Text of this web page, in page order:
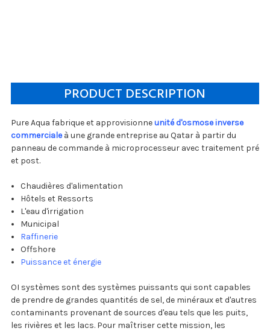
PRODUCT DESCRIPTION
Pure Aqua fabrique et approvisionneunité d'osmose inverse
commercialeà une grande entreprise au Qatar à partir du
panneau de commande à microprocesseur avec traitement pré
et post.
Chaudières d'alimentation
Hôtels et Ressorts
L'eau d'irrigation
Municipal
Raffinerie
Offshore
Puissance et énergie
OI systèmes sont des systèmes puissants qui sont capables
de prendre de grandes quantités de sel, de minéraux et d'autres
contaminants provenant de sources d'eau tels que les puits,
les rivières et les lacs. Pour maîtriser cette mission, les